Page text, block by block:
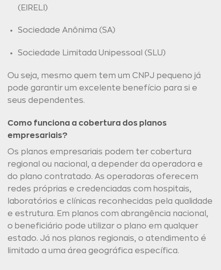
(EIRELI)
Sociedade Anônima (SA)
Sociedade Limitada Unipessoal (SLU)
Ou seja, mesmo quem tem um CNPJ pequeno já
pode garantir um excelente benefício para si e
seus dependentes.
Como funciona a cobertura dos planos
empresariais?
Os planos empresariais podem ter cobertura
regional ou nacional, a depender da operadora e
do plano contratado. As operadoras oferecem
redes próprias e credenciadas com hospitais,
laboratórios e clínicas reconhecidas pela qualidade
e estrutura. Em planos com abrangência nacional,
o beneficiário pode utilizar o plano em qualquer
estado. Já nos planos regionais, o atendimento é
limitado a uma área geográfica específica.